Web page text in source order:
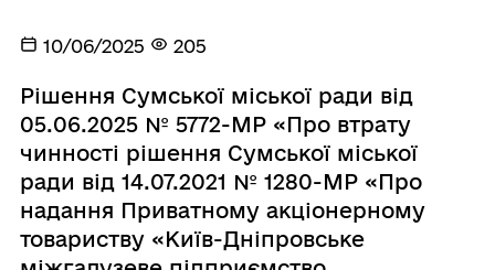
10/06/2025 205
Рішення Сумської міської ради від
05.06.2025 № 5772-МР «Про втрату
чинності рішення Сумської міської
ради від 14.07.2021 № 1280-МР «Про
надання Приватному акціонерному
товариству «Київ-Дніпровське